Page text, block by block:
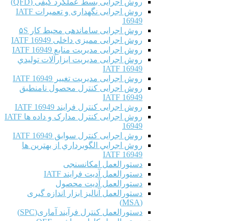
روش اجرایی نگهداری و تعمیرات IATF
16949
روش اجرایی ساماندهی محیط کار ۵S
روش اجرایی ممیزی داخلی IATF 16949
روش اجرایی مدیریت منابع IATF 16949
روش اجرایی مديريت ابزارآلات توليدي
IATF 16949
روش اجرایی مدیریت تغییر IATF 16949
روش اجرایی کنترل محصول نامنطبق
IATF 16949
روش اجرایی کنترل فرایند IATF 16949
روش اجرایی کنترل مدارک و داده ها IATF
16949
روش اجرایی کنترل سوابق IATF 16949
روش اجرايي الگوبرداري از بهترين ها
IATF 16949
دستورالعمل امکانسنجی
دستورالعمل آدیت فرایند IATF
دستورالعمل آدیت محصول
دستورالعمل آنالیز ابزار اندازه گیری
(MSA)
دستورالعمل کنترل فرآیند آماری(SPC)